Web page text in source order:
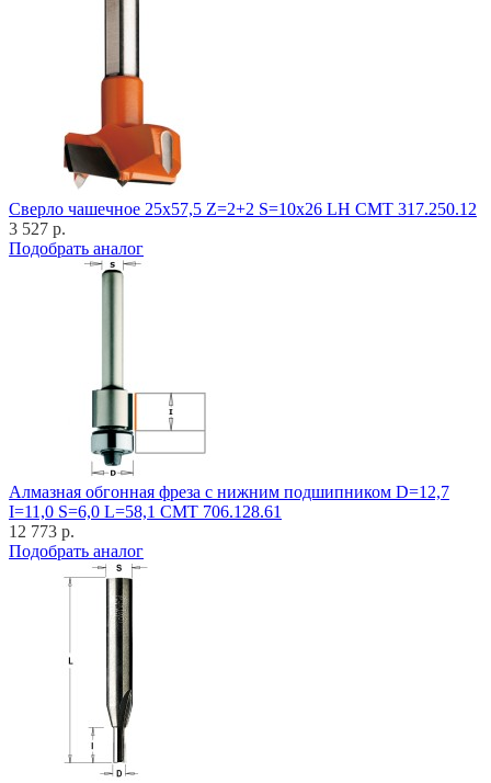
Cверло чашечное 25x57,5 Z=2+2 S=10x26 LH CMT 317.250.12
3 527 р.
Подобрать аналог
Алмазная обгонная фреза с нижним подшипником D=12,7
I=11,0 S=6,0 L=58,1 CMT 706.128.61
12 773 р.
Подобрать аналог